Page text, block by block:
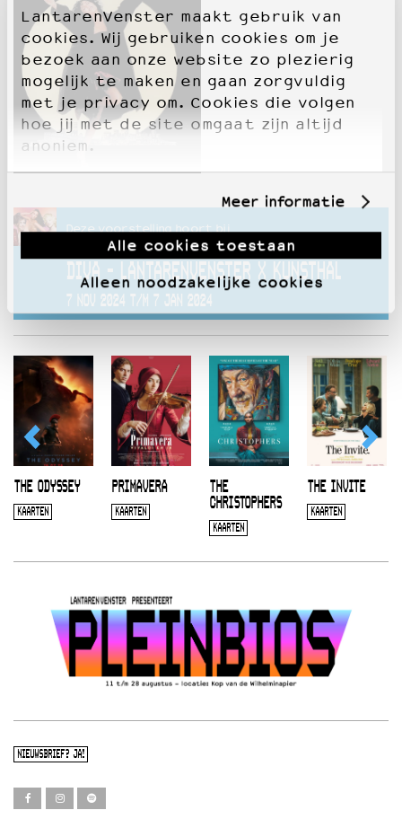
LantarenVenster maakt gebruik van
cookies. Wij gebruiken cookies om je
bezoek aan onze website zo plezierig
mogelijk te maken en gaan zorgvuldig
met je privacy om. Cookies die volgen
hoe jij met de site omgaat zijn altijd
anoniem.
Meer informatie
Alle cookies toestaan
Alleen noodzakelijke cookies
Deze voorstelling hoort bij
DIVA - LANTARENVENSTER X KUNSTHAL
7 NOV 2024 T/M 7 JAN 2024
THE ODYSSEY
KAARTEN
PRIMAVERA
KAARTEN
THE
CHRISTOPHERS
KAARTEN
THE INVITE
KAARTEN
NIEUWSBRIEF? JA!